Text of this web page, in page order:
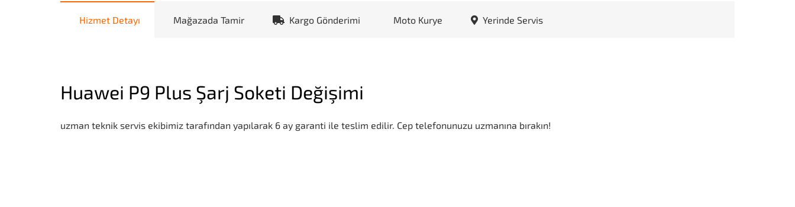
Hizmet Detayı Mağazada Tamir Kargo Gönderimi Moto Kurye Yerinde Servis
Huawei P9 Plus Şarj Soketi Değişimi
uzman teknik servis ekibimiz tarafından yapılarak 6 ay garanti ile teslim edilir. Cep telefonunuzu uzmanına bırakın!